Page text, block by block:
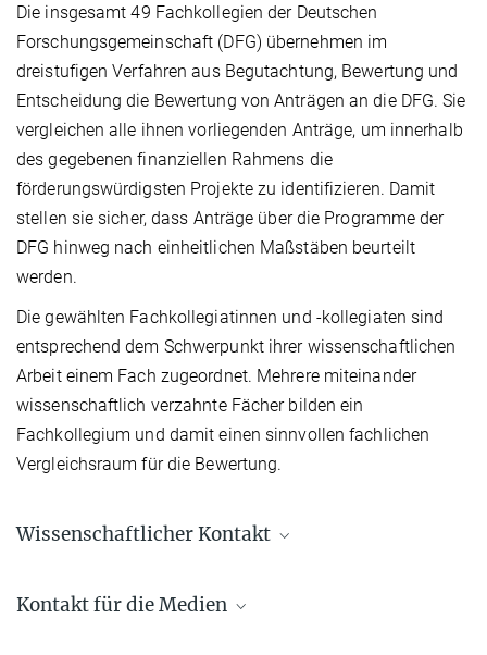
Die insgesamt 49 Fachkollegien der Deutschen
Forschungsgemeinschaft (DFG) übernehmen im
dreistufigen Verfahren aus Begutachtung, Bewertung und
Entscheidung die Bewertung von Anträgen an die DFG. Sie
vergleichen alle ihnen vorliegenden Anträge, um innerhalb
des gegebenen finanziellen Rahmens die
förderungswürdigsten Projekte zu identifizieren. Damit
stellen sie sicher, dass Anträge über die Programme der
DFG hinweg nach einheitlichen Maßstäben beurteilt
werden.
Die gewählten Fachkollegiatinnen und -kollegiaten sind
entsprechend dem Schwerpunkt ihrer wissenschaftlichen
Arbeit einem Fach zugeordnet. Mehrere miteinander
wissenschaftlich verzahnte Fächer bilden ein
Fachkollegium und damit einen sinnvollen fachlichen
Vergleichsraum für die Bewertung.
Wissenschaftlicher Kontakt
+49 391 6110-450
Kontakt für die Medien